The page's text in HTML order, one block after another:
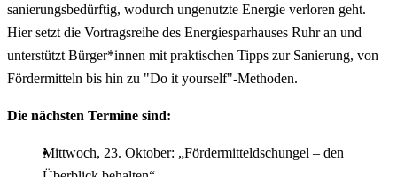
sanierungsbedürftig, wodurch ungenutzte Energie verloren geht.
Hier setzt die Vortragsreihe des Energiesparhauses Ruhr an und
unterstützt Bürger*innen mit praktischen Tipps zur Sanierung, von
Fördermitteln bis hin zu "Do it yourself"-Methoden.
Die nächsten Termine sind:
Mittwoch, 23. Oktober: „Fördermitteldschungel – den